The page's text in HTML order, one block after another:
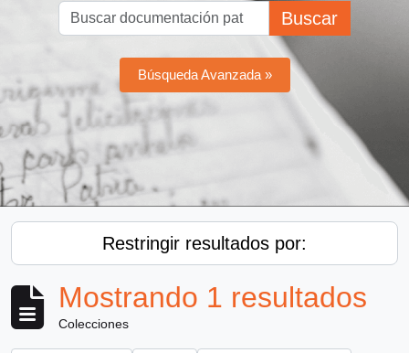
Buscar
Búsqueda Avanzada »
Restringir resultados por:
Mostrando 1 resultados
Colecciones